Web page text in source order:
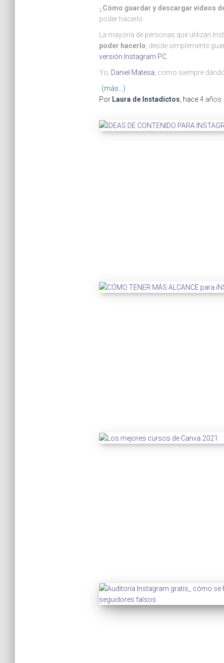
¿ Cómo guardar y descargar videos
poder hacerlo.
La mayoría de personas que utilizan
poder hacerlo , desde simplemente
versión Instagram PC.
Yo, Daniel Matesa , como siempre
(más…)
Por Laura de Instadictos , hace4 años